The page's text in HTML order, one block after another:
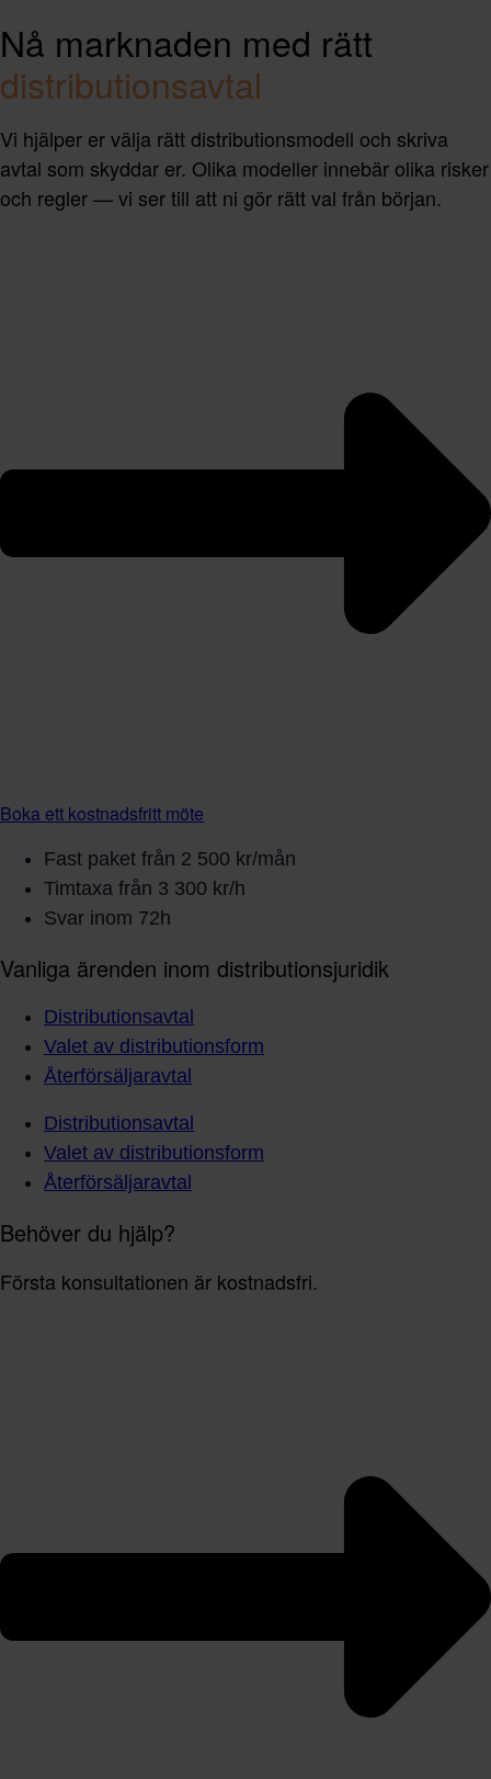
Nå marknaden med rätt
distributionsavtal
Vi hjälper er välja rätt distributionsmodell och skriva
avtal som skyddar er. Olika modeller innebär olika risker
och regler — vi ser till att ni gör rätt val från början.
Boka ett kostnadsfritt möte
Fast paket från 2 500 kr/mån
Timtaxa från 3 300 kr/h
Svar inom 72h
Vanliga ärenden inom distributionsjuridik
Distributionsavtal
Valet av distributionsform
Återförsäljaravtal
Distributionsavtal
Valet av distributionsform
Återförsäljaravtal
Behöver du hjälp?
Första konsultationen är kostnadsfri.